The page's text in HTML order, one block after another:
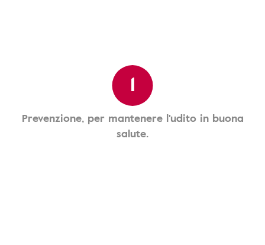
1
Prevenzione, per mantenere l'udito in buona
salute.